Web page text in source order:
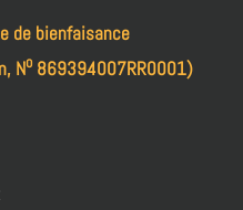
de bienfaisance
No869394007RR0001)